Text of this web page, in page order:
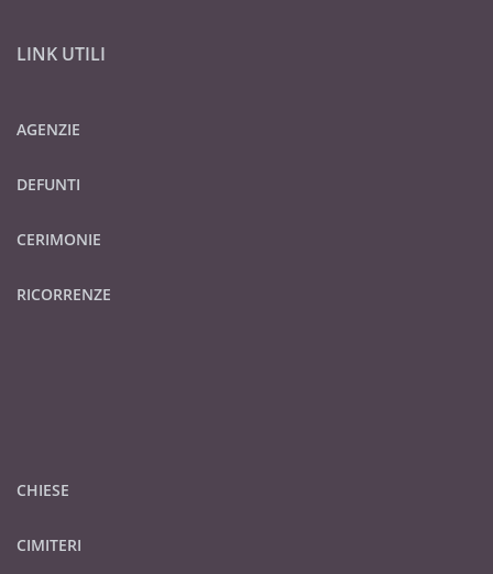
LINK UTILI
AGENZIE
DEFUNTI
CERIMONIE
RICORRENZE
CHIESE
CIMITERI